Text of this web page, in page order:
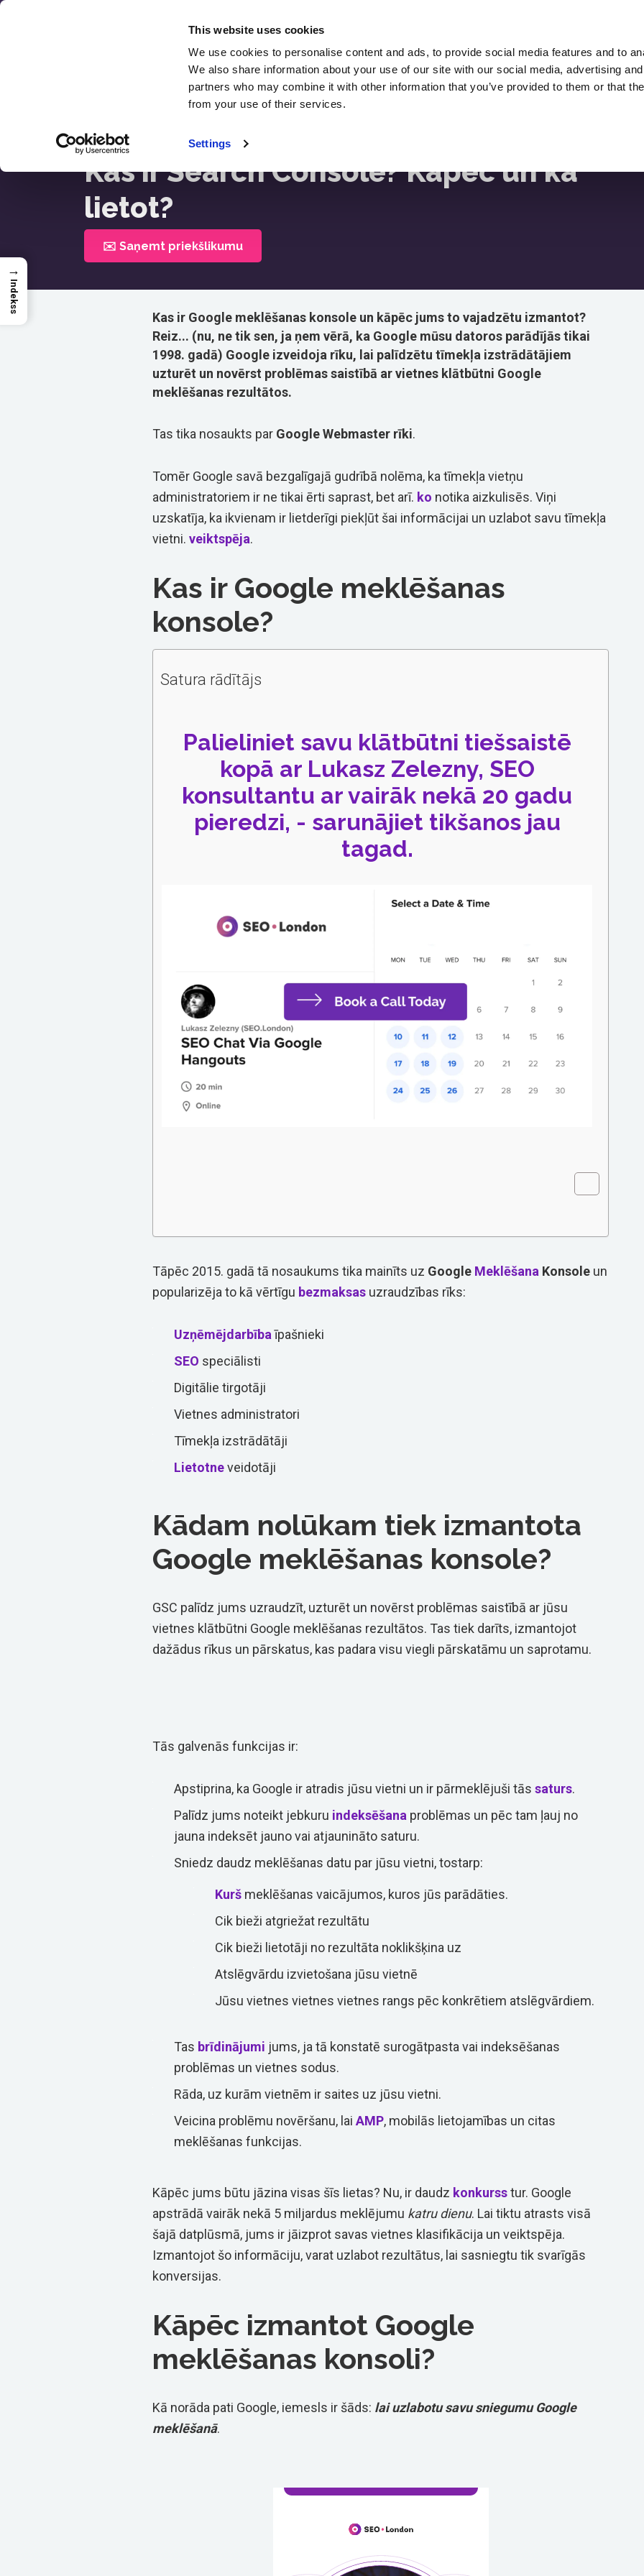
This website uses cookies
We use cookies to personalise content and ads, to provide social media features and to
We also share information about your use of our site with our social media, advertising
partners who may combine it with other information that you’ve provided to them or that
from your use of their services.
Settings
Pāriet
SEO Lejupielādes SEO Emuārs
Resursi
Atsauksmes
Sākums > Kas Ir Search Console? Kāpēc Un Kā Lietot?
Kas ir Search Console? Kāpēc un kā
lietot?
✉️ Saņemt priekšlikumu
Kas ir Google meklēšanas konsole un kāpēc jums to vajadzētu izmantot?
Reiz... (nu, ne tik sen, ja ņem vērā, ka Google mūsu datoros parādījās tikai
1998. gadā) Google izveidoja rīku, lai palīdzētu tīmekļa izstrādātājiem
uzturēt un novērst problēmas saistībā ar vietnes klātbūtni Google
meklēšanas rezultātos.
Tas tika nosaukts par Google Webmaster rīki.
Tomēr Google savā bezgalīgajā gudrībā nolēma, ka tīmekļa vietņu
administratoriem ir ne tikai ērti saprast, bet arī. ko notika aizkulisēs. Viņi
uzskatīja, ka ikvienam ir lietderīgi piekļūt šai informācijai un uzlabot savu tīmekļa
vietni. veiktspēja.
Kas ir Google meklēšanas
konsole?
Satura rādītājs
Palieliniet savu klātbūtni tiešsaistē
kopā ar Lukasz Zelezny, SEO
konsultantu ar vairāk nekā 20 gadu
pieredzi, - sarunājiet tikšanos jau
tagad.
Tāpēc 2015. gadā tā nosaukums tika mainīts uz Google Meklēšana Konsole un
popularizēja to kā vērtīgu bezmaksas uzraudzības rīks:
Uzņēmējdarbībaīpašnieki
SEO speciālisti
Digitālie tirgotāji
Vietnes administratori
Tīmekļa izstrādātāji
Lietotneveidotāji
Kādam nolūkam tiek izmantota
Google meklēšanas konsole?
GSC palīdz jums uzraudzīt, uzturēt un novērst problēmas saistībā ar jūsu
vietnes klātbūtni Google meklēšanas rezultātos. Tas tiek darīts, izmantojot
dažādus rīkus un pārskatus, kas padara visu viegli pārskatāmu un saprotamu.
Tās galvenās funkcijas ir:
Apstiprina, ka Google ir atradis jūsu vietni un ir pārmeklējuši tās saturs.
Palīdz jums noteikt jebkuru indeksēšana problēmas un pēc tam ļauj no
jauna indeksēt jauno vai atjaunināto saturu.
Sniedz daudz meklēšanas datu par jūsu vietni, tostarp:
Kurš meklēšanas vaicājumos, kuros jūs parādāties.
Cik bieži atgriežat rezultātu
Cik bieži lietotāji no rezultāta noklikšķina uz
Atslēgvārdu izvietošana jūsu vietnē
Jūsu vietnes vietnes vietnes rangs pēc konkrētiem atslēgvārdiem.
Tas brīdinājumi jums, ja tā konstatē surogātpasta vai indeksēšanas
problēmas un vietnes sodus.
Rāda, uz kurām vietnēm ir saites uz jūsu vietni.
Veicina problēmu novēršanu, lai AMP, mobilās lietojamības un citas
meklēšanas funkcijas.
Kāpēc jums būtu jāzina visas šīs lietas? Nu, ir daudz konkursstur. Google
apstrādā vairāk nekā 5 miljardus meklējumu katru dienu. Lai tiktu atrasts visā
šajā datplūsmā, jums ir jāizprot savas vietnes klasifikācija un veiktspēja.
Izmantojot šo informāciju, varat uzlabot rezultātus, lai sasniegtu tik svarīgās
konversijas.
Kāpēc izmantot Google
meklēšanas konsoli?
Kā norāda pati Google, iemesls ir šāds: lai uzlabotu savu sniegumu Google
meklēšanā.
→
Indekss